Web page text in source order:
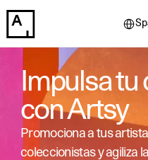
Impulsa
con Artsy
Promociona a tus
coleccionistas y agiliza